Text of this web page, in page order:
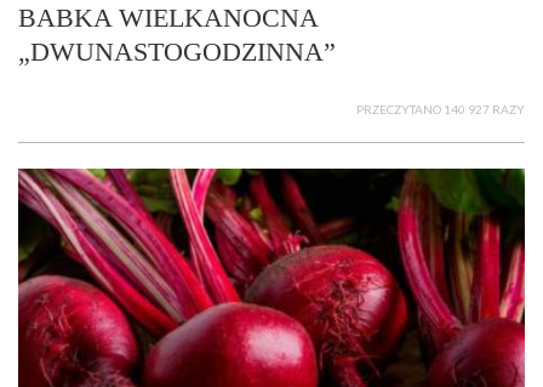
BABKA WIELKANOCNA
„DWUNASTOGODZINNA”
PRZECZYTANO 140 927 RAZY